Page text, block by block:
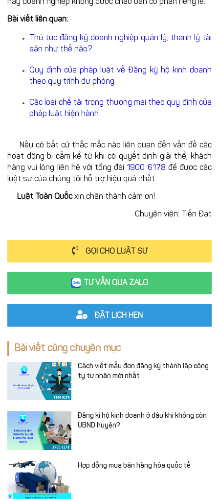
này doanh nghiệp không được chào bán cổ phần riêng lẻ.
Bài viết liên quan:
Thủ tục đăng ký doanh nghiệp quản lý, thanh lý tài
sản như thế nào?
Quy định của pháp luật về Đăng ký hộ kinh doanh
theo quy trình dự phòng
Các loại chế tài trong thương mại theo quy định của
pháp luật hiện hành
Nếu có bất cứ thắc mắc nào liên quan đến vấn đề các
hoạt động bị cấm kể từ khi có quyết định giải thể, khách
hàng vui lòng liên hệ với tổng đài1900 6178 để được các
luật sư của chúng tôi hỗ trợ hiệu quả nhất.
Luật Toàn Quốcxin chân thành cảm ơn!
Chuyên viên: Tiến Đạt
GỌI CHO LUẬT SƯ
TƯ VẤN QUA ZALO
ĐẶT LỊCH HẸN
Bài viết cùng chuyên mục
Cách viết mẫu đơn đăng ký thành lập công
ty tư nhân mới nhất
Đăng kí hộ kinh doanh ở đâu khi không còn
UBND huyện?
Hợp đồng mua bán hàng hóa quốc tế